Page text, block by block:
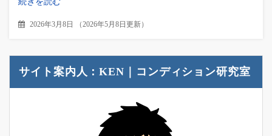
2026年3月8日 （2026年5月8日更新）
サイト案内人：KEN｜コンディション研究室